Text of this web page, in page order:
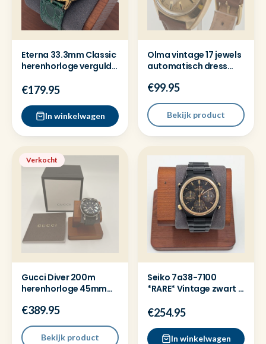
Eterna 33.3mm Classic
herenhorloge verguld
€179.95
In winkelwagen
Olma vintage 17 jewels
automatisch dress
€99.95
Bekijk product
Verkocht
Gucci Diver 200m
herenhorloge 45mm
€389.95
Bekijk product
Seiko 7a38-7100
*RARE* Vintage zwart /
€254.95
In winkelwagen